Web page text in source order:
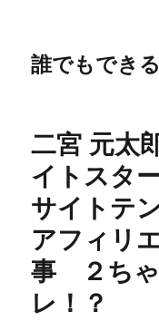
誰でもでき
二宮 元太
イトスタ
サイトテ
アフィリ
事 ２ち
レ！？